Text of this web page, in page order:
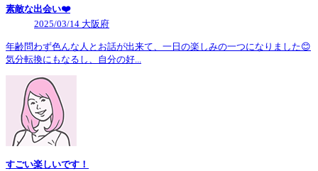
素敵な出会い❤️
2025/03/14 大阪府
年齢問わず色んな人とお話が出来て、一日の楽しみの一つになりました😊
気分転換にもなるし、自分の好...
すごい楽しいです！